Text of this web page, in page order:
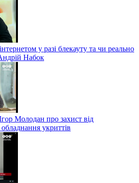
у разі блекауту та чи реально
Набок
Молодан про захист від
укриттів